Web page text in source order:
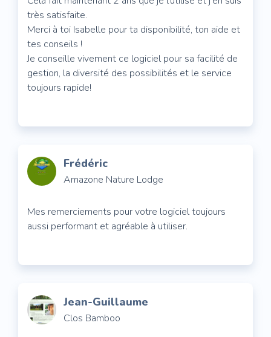
très satisfaite.
Merci à toi Isabelle pour ta disponibilité, ton aide et
tes conseils !
Je conseille vivement ce logiciel pour sa facilité de
gestion, la diversité des possibilités et le service
toujours rapide!
Frédéric
Amazone Nature Lodge
Mes remerciements pour votre logiciel toujours
aussi performant et agréable à utiliser.
Jean-Guillaume
Clos Bamboo